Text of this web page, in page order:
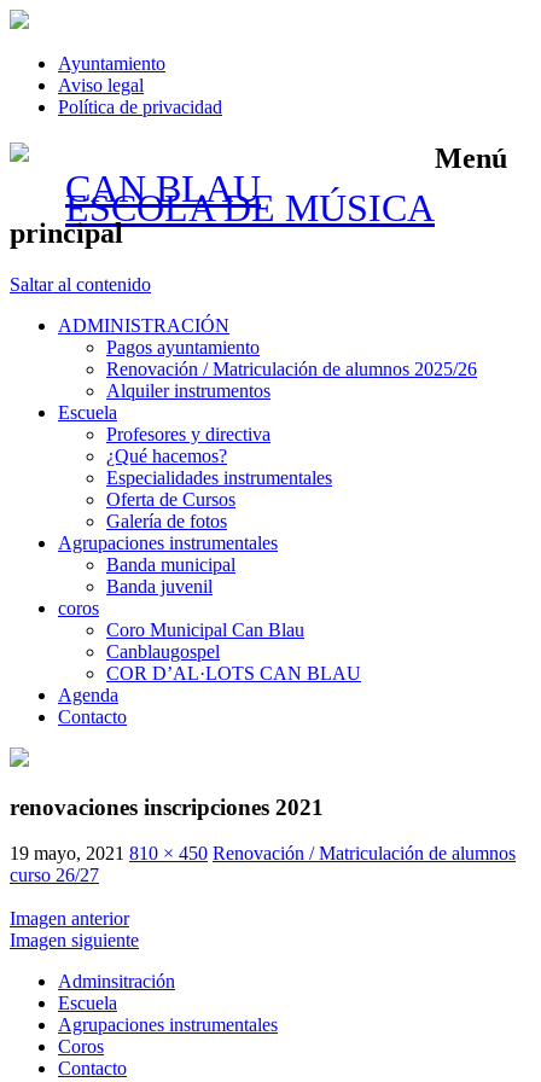
Ayuntamiento
Aviso legal
Política de privacidad
CAN BLAU
ESCOLA DE MÚSICA
Menú
principal
Saltar al contenido
ADMINISTRACIÓN
Pagos ayuntamiento
Renovación / Matriculación de alumnos 2025/26
Alquiler instrumentos
Escuela
Profesores y directiva
¿Qué hacemos?
Especialidades instrumentales
Oferta de Cursos
Galería de fotos
Agrupaciones instrumentales
Banda municipal
Banda juvenil
coros
Coro Municipal Can Blau
Canblaugospel
COR D’AL·LOTS CAN BLAU
Agenda
Contacto
renovaciones inscripciones 2021
19 mayo, 2021 810 × 450 Renovación / Matriculación de alumnos
curso 26/27
Imagen anterior
Imagen siguiente
Adminsitración
Escuela
Agrupaciones instrumentales
Coros
Contacto